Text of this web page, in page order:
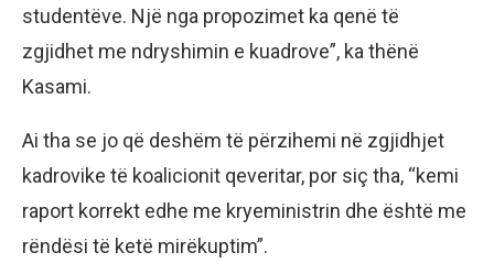
studentëve. Një nga propozimet ka qenë të
zgjidhet me ndryshimin e kuadrove”, ka thënë
Kasami.
Ai tha se jo që deshëm të përzihemi në zgjidhjet
kadrovike të koalicionit qeveritar, por siç tha, “kemi
raport korrekt edhe me kryeministrin dhe është me
rëndësi të ketë mirëkuptim”.